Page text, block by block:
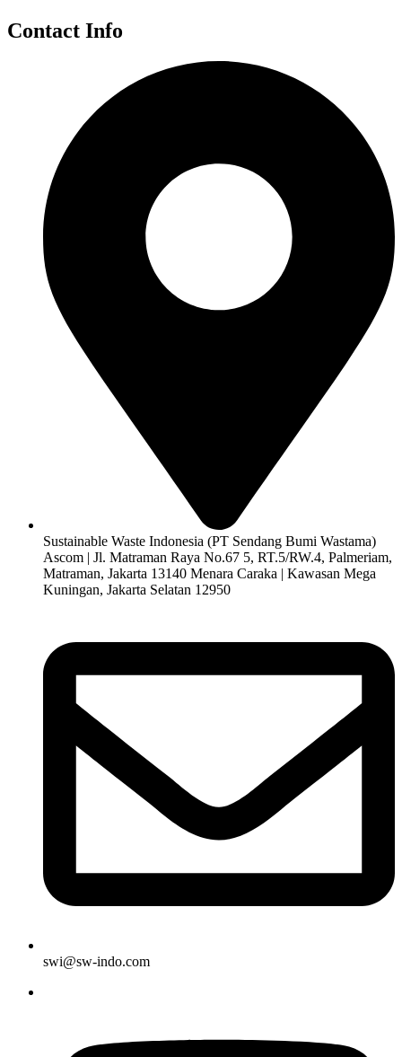
Contact Info
Sustainable Waste Indonesia (PT Sendang Bumi Wastama)
Ascom | Jl. Matraman Raya No.67 5, RT.5/RW.4, Palmeriam,
Matraman, Jakarta 13140 Menara Caraka | Kawasan Mega
Kuningan, Jakarta Selatan 12950
swi@sw-indo.com